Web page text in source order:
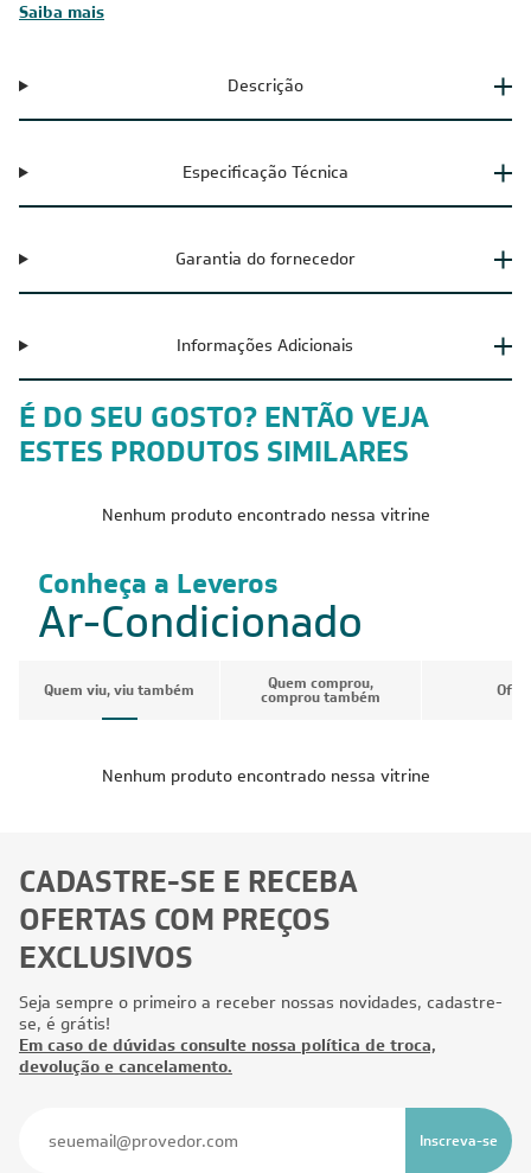
Saiba mais
Descrição
Especificação Técnica
Garantia do fornecedor
Informações Adicionais
É DO SEU GOSTO? ENTÃO VEJA
ESTES PRODUTOS SIMILARES
Nenhum produto encontrado nessa vitrine
Conheça a Leveros
Ar-Condicionado
Quem viu, viu também Quem comprou,
comprou também
Nenhum produto encontrado nessa vitrine
CADASTRE-SE E RECEBA
OFERTAS COM PREÇOS
EXCLUSIVOS
Seja sempre o primeiro a receber nossas novidades, cadastre-
se, é grátis!
Em caso de dúvidas consulte nossa política de troca,
devolução e cancelamento.
Inscreva-se